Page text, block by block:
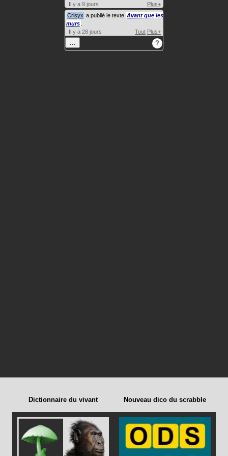
Il y a 9 jours
Plus+
Crisyx a publié le texte Avant que les
murs
Il y a 28 jours
Tout Plus+
?
Dictionnaire du vivant Nouveau dico du scrabble